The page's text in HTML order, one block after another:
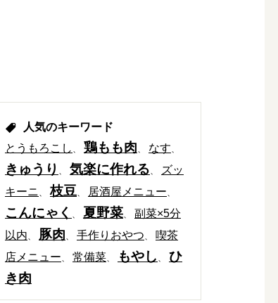
人気のキーワード
とうもろこし
鶏もも肉 なす
きゅうり 気楽に作れる
ズッ
キーニ
枝豆 居酒屋メニュー
こんにゃく 夏野菜
副菜×5分
以内
豚肉 手作りおやつ
喫茶
店メニュー
常備菜 もやし
ひ
き肉